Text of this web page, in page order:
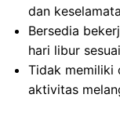
dan
Bersedia
hari libur
Tidak memiliki
aktivitas